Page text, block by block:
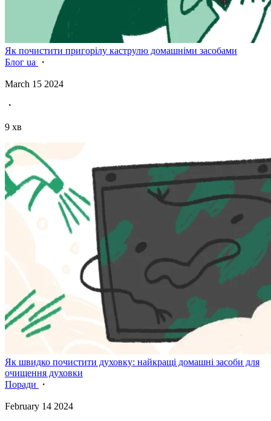
Як почистити пригорілу каструлю домашніми засобами
Блог ua
・
March 15 2024
・
9 хв
Як швидко почистити духовку: найкращі домашні засоби для
очищення духовки
Поради
・
February 14 2024